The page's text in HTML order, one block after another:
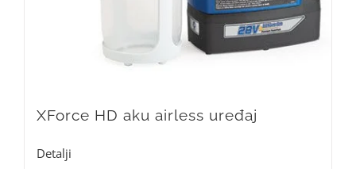
XForce HD aku airless uređaj
Detalji